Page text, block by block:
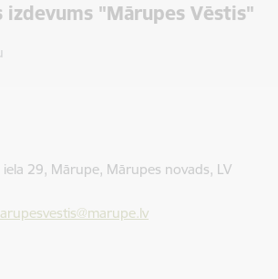
"Mārupes Vēstis"
iela 29, Mārupe, Mārupes novads, LV